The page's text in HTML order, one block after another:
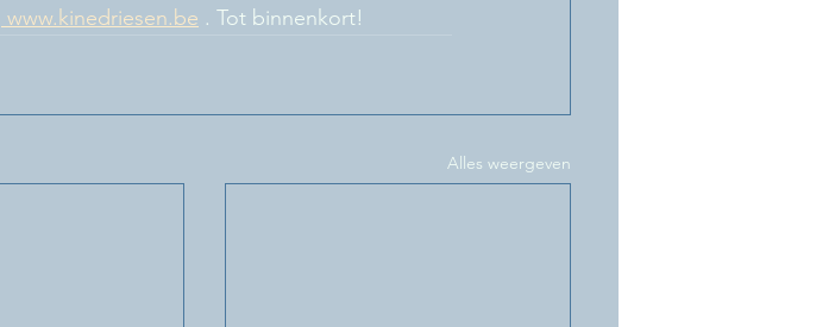
www.kinedriesen.be . Tot binnenkort!
Alles weergeven